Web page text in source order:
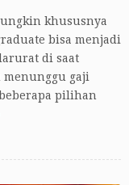
khususnya
bisa menjadi
di saat
gaji
pilihan